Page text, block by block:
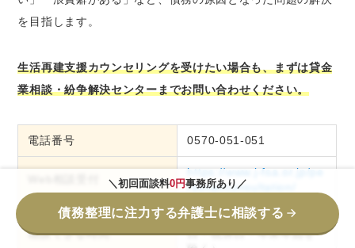
を目指します。
生活再建支援カウンセリングを受けたい場合も、まずは貸金
業相談・紛争解決センターまでお問い合わせください。
電話番号 0570-051-051
https://www.j-fsa.or.jp/pe
rsonal/consultation/
相談できる時間
9：00～17：00（土・
日・祝休日・年末年始を
＼初回面談料0円事務所あり／
債務整理に注力する弁護士に相談する